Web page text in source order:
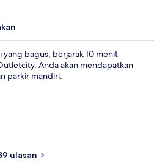
Restoran
bagus, berjarak 10 menit
Anda akan mendapatkan
parkir mandiri.
ulasan